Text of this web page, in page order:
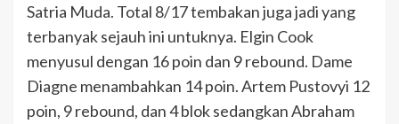
Satria Muda. Total 8/17 tembakan juga jadi yang
terbanyak sejauh ini untuknya. Elgin Cook
menyusul dengan 16 poin dan 9 rebound. Dame
Diagne menambahkan 14 poin. Artem Pustovyi 12
poin, 9 rebound, dan 4 blok sedangkan Abraham